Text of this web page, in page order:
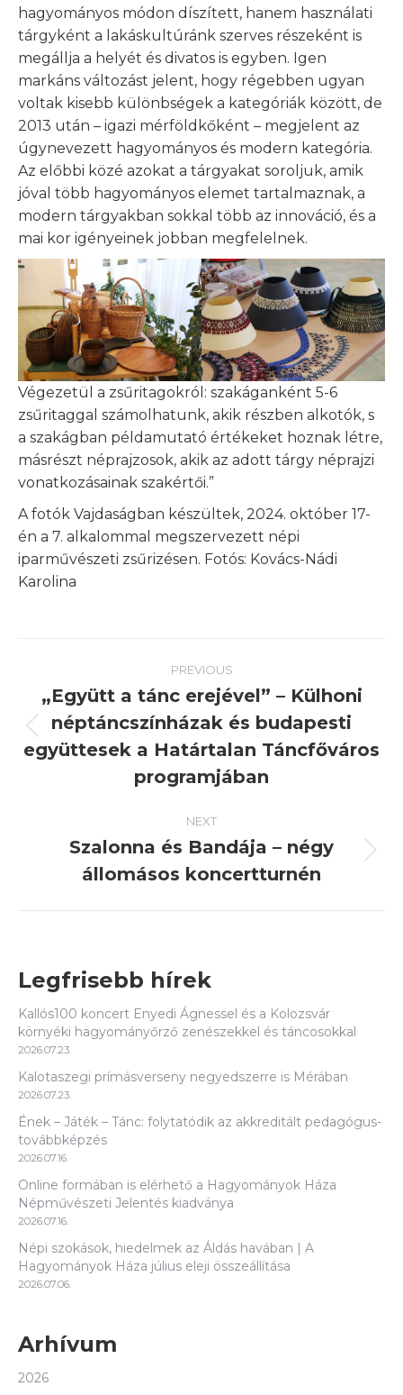
hagyományos módon díszített, hanem használati
tárgyként a lakáskultúránk szerves részeként is
megállja a helyét és divatos is egyben. Igen
markáns változást jelent, hogy régebben ugyan
voltak kisebb különbségek a kategóriák között, de
2013 után – igazi mérföldkőként – megjelent az
úgynevezett hagyományos és modern kategória.
Az előbbi közé azokat a tárgyakat soroljuk, amik
jóval több hagyományos elemet tartalmaznak, a
modern tárgyakban sokkal több az innováció, és a
mai kor igényeinek jobban megfelelnek.
Végezetül a zsűritagokról: szakáganként 5-6
zsűritaggal számolhatunk, akik részben alkotók, s
a szakágban példamutató értékeket hoznak létre,
másrészt néprajzosok, akik az adott tárgy néprajzi
vonatkozásainak szakértői.”
A fotók Vajdaságban készültek, 2024. október 17-
én a 7. alkalommal megszervezett népi
iparművészeti zsűrizésen. Fotós: Kovács-Nádi
Karolina
navigation
PREVIOUS
post:
„Együtt a tánc erejével” – Külhoni
néptáncszínházak és budapesti
együttesek a Határtalan Táncfőváros
programjában
NEXT
post:
Szalonna és Bandája – négy
állomásos koncertturnén
Legfrisebb hírek
Kallós100 koncert Enyedi Ágnessel és a Kolozsvár
környéki hagyományőrző zenészekkel és táncosokkal
2026.07.23.
Kalotaszegi prímásverseny negyedszerre is Mérában
2026.07.23.
Ének – Játék – Tánc: folytatódik az akkreditált pedagógus-
továbbképzés
2026.07.16.
Online formában is elérhető a Hagyományok Háza
Népművészeti Jelentés kiadványa
2026.07.16.
Népi szokások, hiedelmek az Áldás havában | A
Hagyományok Háza július eleji összeállítása
2026.07.06.
Arhívum
2026